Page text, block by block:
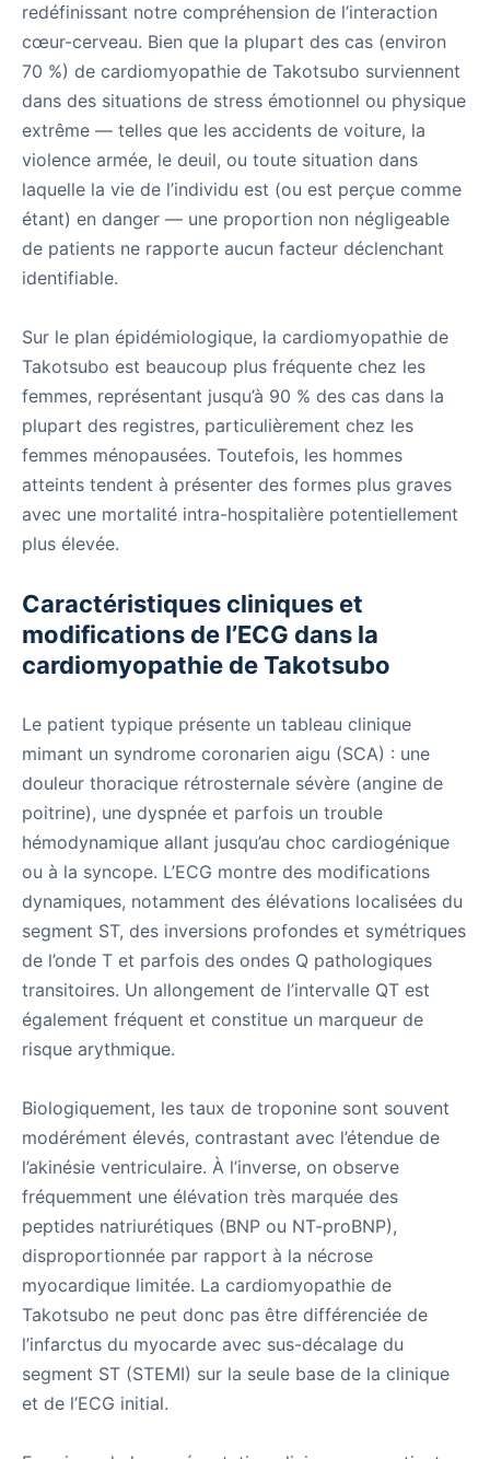
redéfinissant notre compréhension de l’interaction
cœur-cerveau. Bien que la plupart des cas (environ
70 %) de cardiomyopathie de Takotsubo surviennent
dans des situations de stress émotionnel ou physique
extrême — telles que les accidents de voiture, la
violence armée, le deuil, ou toute situation dans
laquelle la vie de l’individu est (ou est perçue comme
étant) en danger — une proportion non négligeable
de patients ne rapporte aucun facteur déclenchant
identifiable.
Sur le plan épidémiologique, la cardiomyopathie de
Takotsubo est beaucoup plus fréquente chez les
femmes, représentant jusqu’à 90 % des cas dans la
plupart des registres, particulièrement chez les
femmes ménopausées. Toutefois, les hommes
atteints tendent à présenter des formes plus graves
avec une mortalité intra-hospitalière potentiellement
plus élevée.
Caractéristiques cliniques et
modifications de l’ECG dans la
cardiomyopathie de Takotsubo
Le patient typique présente un tableau clinique
mimant un syndrome coronarien aigu (SCA) : une
douleur thoracique rétrosternale sévère (angine de
poitrine), une dyspnée et parfois un trouble
hémodynamique allant jusqu’au choc cardiogénique
ou à la syncope. L’ECG montre des modifications
dynamiques, notamment des élévations localisées du
segment ST, des inversions profondes et symétriques
de l’onde T et parfois des ondes Q pathologiques
transitoires. Un allongement de l’intervalle QT est
également fréquent et constitue un marqueur de
risque arythmique.
Biologiquement, les taux de troponine sont souvent
modérément élevés, contrastant avec l’étendue de
l’akinésie ventriculaire. À l’inverse, on observe
fréquemment une élévation très marquée des
peptides natriurétiques (BNP ou NT-proBNP),
disproportionnée par rapport à la nécrose
myocardique limitée. La cardiomyopathie de
Takotsubo ne peut donc pas être différenciée de
l’infarctus du myocarde avec sus-décalage du
segment ST (STEMI) sur la seule base de la clinique
et de l’ECG initial.